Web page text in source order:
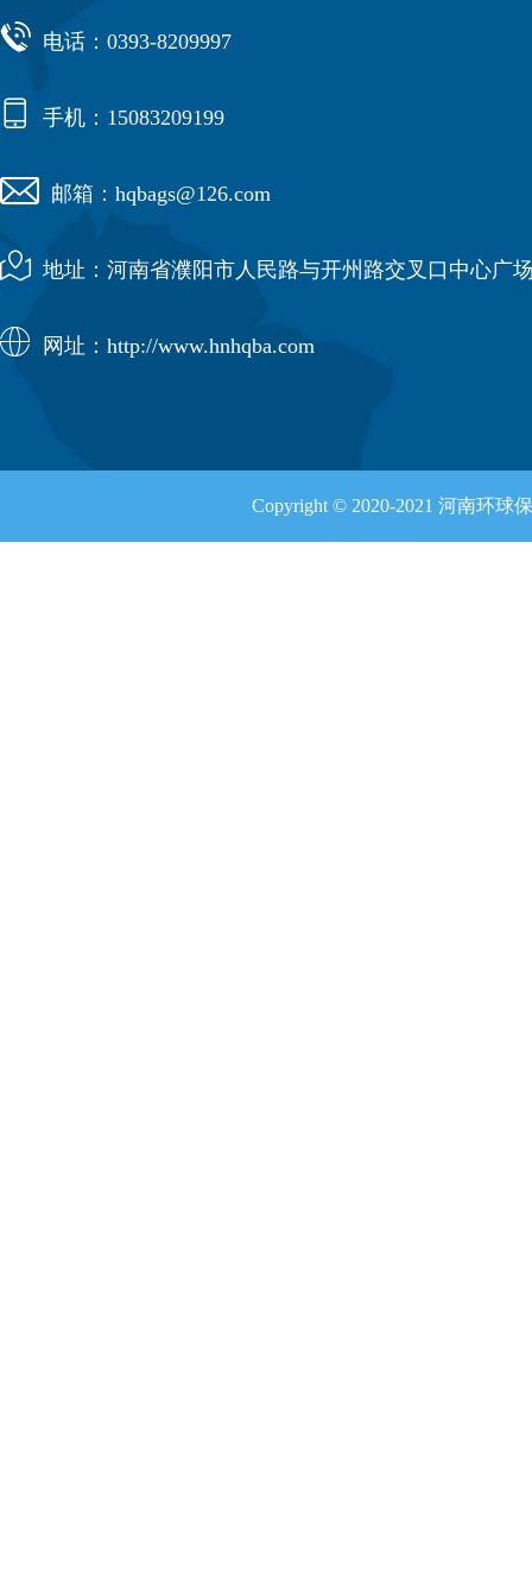
 电话：0393-8209997
 手机：15083209199
 邮箱：hqbags@126.com
 地址：河南省濮阳市人民路与开州路交叉口中心广
 网址：http://www.hnhqba.com
Copyright © 2020-2021 河南环球